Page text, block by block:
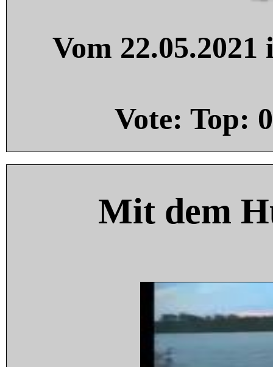
Vom
Vote: Top: 0
Mit dem